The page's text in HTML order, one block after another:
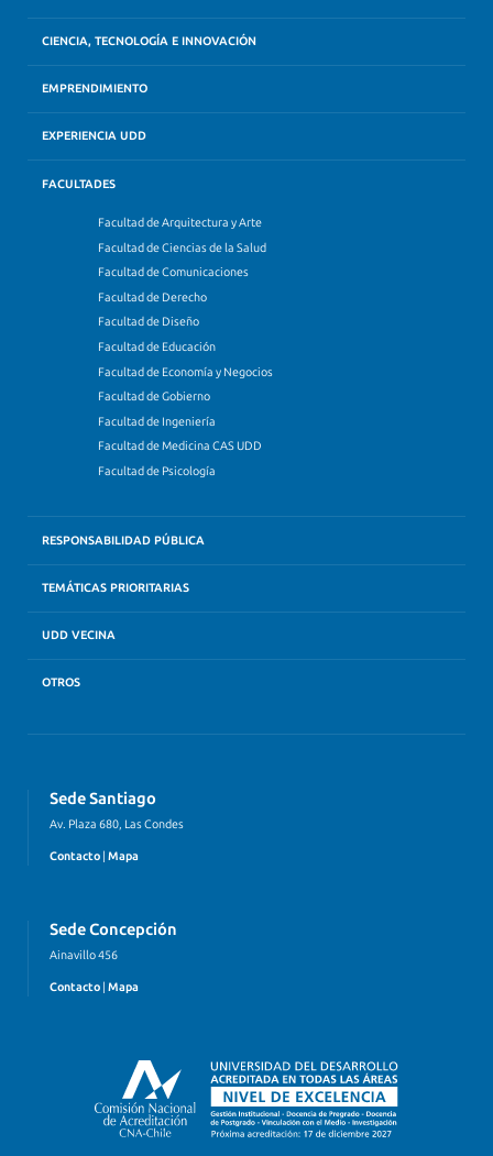
CIENCIA, TECNOLOGÍA E INNOVACIÓN
EMPRENDIMIENTO
EXPERIENCIA UDD
FACULTADES
Facultad de Arquitectura y Arte
Facultad de Ciencias de la Salud
Facultad de Comunicaciones
Facultad de Derecho
Facultad de Diseño
Facultad de Educación
Facultad de Economía y Negocios
Facultad de Gobierno
Facultad de Ingeniería
Facultad de Medicina CAS UDD
Facultad de Psicología
RESPONSABILIDAD PÚBLICA
TEMÁTICAS PRIORITARIAS
UDD VECINA
OTROS
Sede Santiago
Av. Plaza 680, Las Condes
Contacto | Mapa
Sede Concepción
Ainavillo 456
Contacto | Mapa